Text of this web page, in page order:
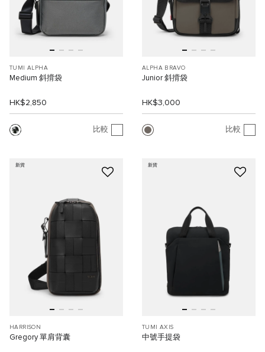
TUMI ALPHA
Medium 斜揹袋
HK$2,850
比較
ALPHA BRAVO
Junior 斜揹袋
HK$3,000
比較
新貨
HARRISON
Gregory 單肩背囊
新貨
TUMI AXIS
中號手提袋